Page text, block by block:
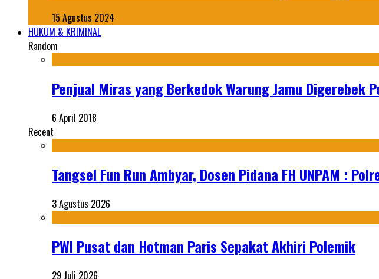
15 Agustus 2024
HUKUM & KRIMINAL
Random
Penjual Miras yang Berkedok Warung Jamu Digerebek
6 April 2018
Recent
Tangsel Fun Run Ambyar, Dosen Pidana FH UNPAM :
3 Agustus 2026
PWI Pusat dan Hotman Paris Sepakat Akhiri Polemik
29 Juli 2026